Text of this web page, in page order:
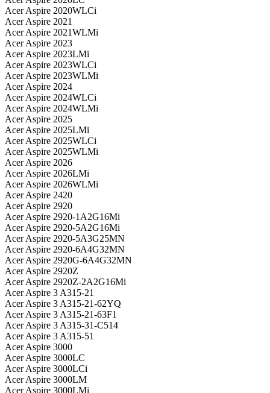
Acer Aspire 2020WLCi
Acer Aspire 2021
Acer Aspire 2021WLMi
Acer Aspire 2023
Acer Aspire 2023LMi
Acer Aspire 2023WLCi
Acer Aspire 2023WLMi
Acer Aspire 2024
Acer Aspire 2024WLCi
Acer Aspire 2024WLMi
Acer Aspire 2025
Acer Aspire 2025LMi
Acer Aspire 2025WLCi
Acer Aspire 2025WLMi
Acer Aspire 2026
Acer Aspire 2026LMi
Acer Aspire 2026WLMi
Acer Aspire 2420
Acer Aspire 2920
Acer Aspire 2920-1A2G16Mi
Acer Aspire 2920-5A2G16Mi
Acer Aspire 2920-5A3G25MN
Acer Aspire 2920-6A4G32MN
Acer Aspire 2920G-6A4G32MN
Acer Aspire 2920Z
Acer Aspire 2920Z-2A2G16Mi
Acer Aspire 3 A315-21
Acer Aspire 3 A315-21-62YQ
Acer Aspire 3 A315-21-63F1
Acer Aspire 3 A315-31-C514
Acer Aspire 3 A315-51
Acer Aspire 3000
Acer Aspire 3000LC
Acer Aspire 3000LCi
Acer Aspire 3000LM
Acer Aspire 3000LMi